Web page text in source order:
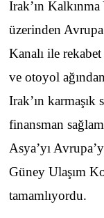
Irak’ın
üzerinden
Kanalı ile
ve otoyol
Irak’ın
finansman
Asya’yı
Güney Ulaşım
tamamlıyordu.